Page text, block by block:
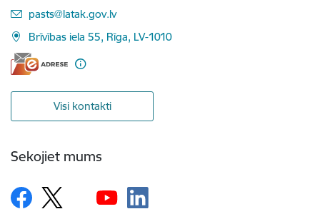
E-pasts:
pasts@latak.gov.lv
Brīvības iela 55, Rīga, LV-1010
Visi kontakti
Sekojiet mums